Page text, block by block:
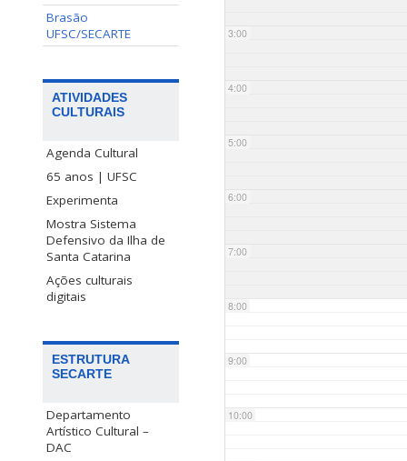
Brasão
UFSC/SECARTE
ATIVIDADES
CULTURAIS
Agenda Cultural
65 anos | UFSC
Experimenta
Mostra Sistema
Defensivo da Ilha de
Santa Catarina
Ações culturais
digitais
ESTRUTURA
SECARTE
Departamento
Artístico Cultural –
DAC
3:00
4:00
5:00
6:00
7:00
8:00
9:00
10:00